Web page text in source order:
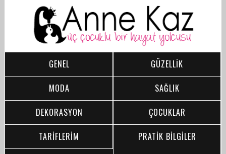
GENEL
GÜZELLİK
MODA
SAĞLIK
DEKORASYON
ÇOCUKLAR
TARİFLERİM
PRATİK BİLGİLER